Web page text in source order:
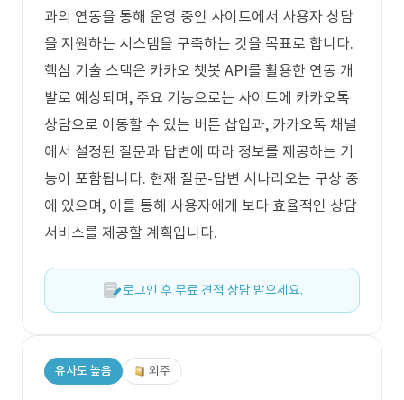
과의 연동을 통해 운영 중인 사이트에서 사용자 상담
을 지원하는 시스템을 구축하는 것을 목표로 합니다.
핵심 기술 스택은 카카오 챗봇 API를 활용한 연동 개
발로 예상되며, 주요 기능으로는 사이트에 카카오톡
상담으로 이동할 수 있는 버튼 삽입과, 카카오톡 채널
에서 설정된 질문과 답변에 따라 정보를 제공하는 기
능이 포함됩니다. 현재 질문-답변 시나리오는 구상 중
에 있으며, 이를 통해 사용자에게 보다 효율적인 상담
서비스를 제공할 계획입니다.
로그인 후 무료 견적 상담 받으세요.
유사도 높음 외주